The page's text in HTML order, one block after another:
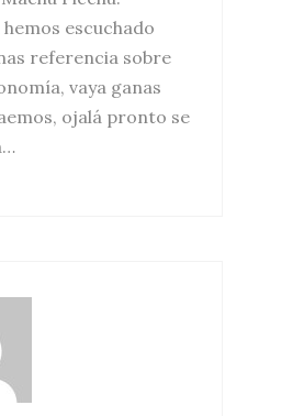
escuchado
referencia sobre
vaya ganas
ojalá pronto se